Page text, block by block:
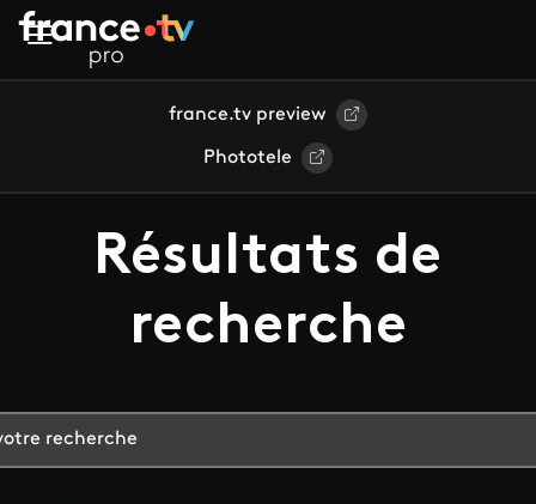
Aller au contenu principal
france.tv preview
Phototele
Résultats de
recherche